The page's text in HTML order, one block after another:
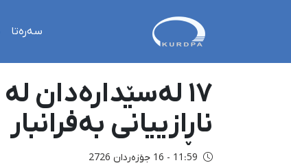
سەرەتا
ناڕازییانی بەفرانبار
11:59 - 16 جۆزەردان 2726